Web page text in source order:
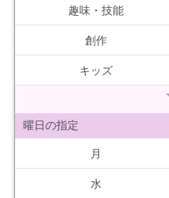
趣味・技能
創作
キッズ
曜日の指定
月
水